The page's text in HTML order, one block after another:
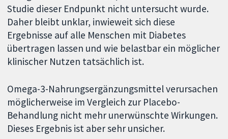
Studie dieser Endpunkt nicht untersucht wurde.
Daher bleibt unklar, inwieweit sich diese
Ergebnisse auf alle Menschen mit Diabetes
übertragen lassen und wie belastbar ein möglicher
klinischer Nutzen tatsächlich ist.
Omega-3-Nahrungsergänzungsmittel verursachen
möglicherweise im Vergleich zur Placebo-
Behandlung nicht mehr unerwünschte Wirkungen.
Dieses Ergebnis ist aber sehr unsicher.